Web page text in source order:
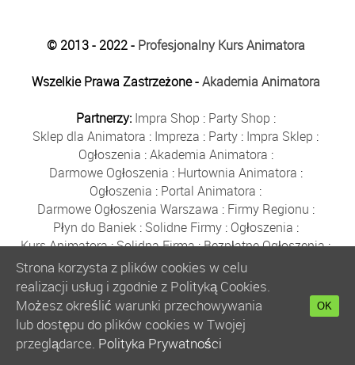
© 2013 - 2022 - Profesjonalny Kurs Animatora
Wszelkie Prawa Zastrzeżone -Akademia Animatora
Partnerzy: Impra Shop : Party Shop :
Sklep dla Animatora : Impreza : Party : Impra Sklep :
Ogłoszenia :Akademia Animatora :
Darmowe Ogłoszenia : Hurtownia Animatora :
Ogłoszenia : Portal Animatora :
Darmowe Ogłoszenia Warszawa : Firmy Regionu :
Płyn do Baniek: Solidne Firmy: Ogłoszenia :
Kurs Animatora:Solidna Firma:Bezpłatne Ogłoszenia:
Animator Czasu Wolnego:
Bezpłatne Ogłoszenia Warszawa:sklep animatora
Bańki Mydlane:Bezpłatne Ogłoszenia
Szkolenie Animatorów:Kurs Animatora
:
Kurs Animatora Warszawa :Rumia
Kurs Animatora Poznań:
Strona korzysta z plików cookies w celu
realizacji usług i zgodnie z Polityką Cookies.
Możesz określić warunki przechowywania
lub dostępu do plików cookies w Twojej
przeglądarce. Polityka Prywatności
OK